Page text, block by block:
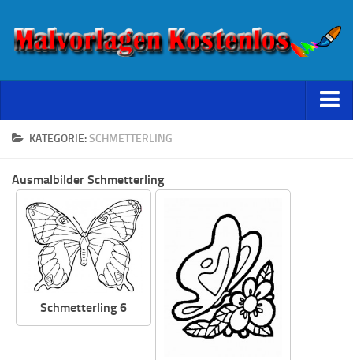
Starseite
KATEGORIE:SCHMETTERLING
Ausmalbilder Schmetterling
Schmetterling 6